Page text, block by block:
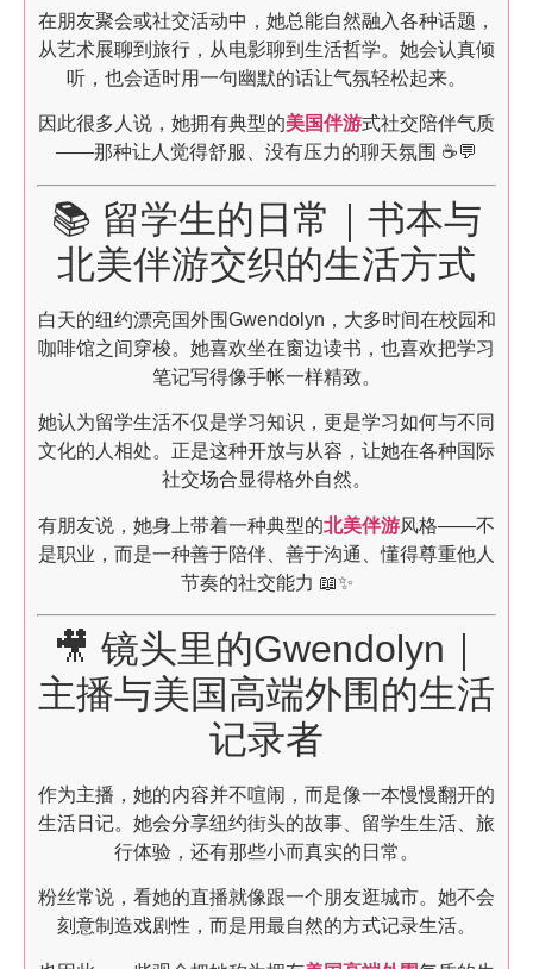
在朋友聚会或社交活动中，她总能自然融入各种话题，
从艺术展聊到旅行，从电影聊到生活哲学。她会认真倾
听，也会适时用一句幽默的话让气氛轻松起来。
因此很多人说，她拥有典型的美国伴游式社交陪伴气质
——那种让人觉得舒服、没有压力的聊天氛围 ☕💬
📚 留学生的日常｜书本与
北美伴游交织的生活方式
白天的纽约漂亮国外围Gwendolyn，大多时间在校园和
咖啡馆之间穿梭。她喜欢坐在窗边读书，也喜欢把学习
笔记写得像手帐一样精致。
她认为留学生活不仅是学习知识，更是学习如何与不同
文化的人相处。正是这种开放与从容，让她在各种国际
社交场合显得格外自然。
有朋友说，她身上带着一种典型的北美伴游风格——不
是职业，而是一种善于陪伴、善于沟通、懂得尊重他人
节奏的社交能力 📖✨
🎥 镜头里的Gwendolyn｜
主播与美国高端外围的生活
记录者
作为主播，她的内容并不喧闹，而是像一本慢慢翻开的
生活日记。她会分享纽约街头的故事、留学生生活、旅
行体验，还有那些小而真实的日常。
粉丝常说，看她的直播就像跟一个朋友逛城市。她不会
刻意制造戏剧性，而是用最自然的方式记录生活。